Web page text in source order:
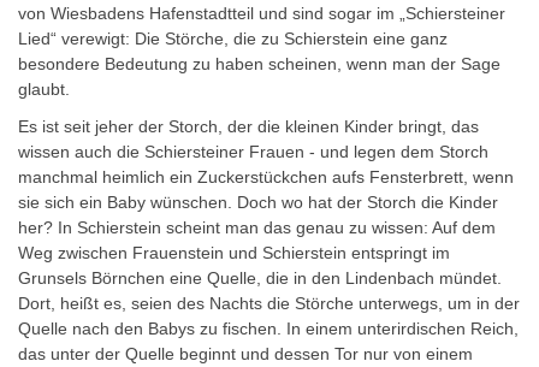
von Wiesbadens Hafenstadtteil und sind sogar im
Schiersteiner
Lied“ verewigt: Die Störche, die zu Schierstein eine ganz
besondere Bedeutung zu haben scheinen, wenn man der Sage
glaubt.
Es ist seit jeher der Storch, der die kleinen Kinder bringt, das
wissen auch die Schiersteiner Frauen - und legen dem Storch
manchmal heimlich ein Zuckerstückchen aufs Fensterbrett, wenn
sie sich ein Baby wünschen. Doch wo hat der Storch die Kinder
her? In Schierstein scheint man das genau zu wissen: Auf dem
Weg zwischen Frauenstein und Schierstein entspringt im
Grunsels Börnchen eine Quelle , die in den Lindenbach mündet.
Dort, heißt es, seien des Nachts die Störche unterwegs, um in der
Quelle nach den Babys zu fischen. In einem unterirdischen Reich,
das unter der Quelle beginnt und dessen Tor nur von einem